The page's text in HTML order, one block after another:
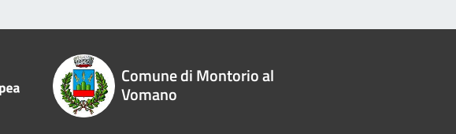
Comune di Montorio al
Vomano